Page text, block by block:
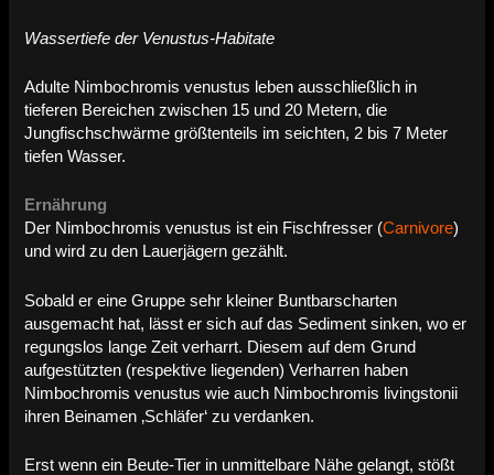
Wassertiefe der Venustus-Habitate
Adulte Nimbochromis venustus leben ausschließlich in
tieferen Bereichen zwischen 15 und 20 Metern, die
Jungfischschwärme größtenteils im seichten, 2 bis 7 Meter
tiefen Wasser.
Ernährung
Der Nimbochromis venustus ist ein Fischfresser (Carnivore)
und wird zu den Lauerjägern gezählt.
Sobald er eine Gruppe sehr kleiner Buntbarscharten
ausgemacht hat, lässt er sich auf das Sediment sinken, wo er
regungslos lange Zeit verharrt. Diesem auf dem Grund
aufgestützten (respektive liegenden) Verharren haben
Nimbochromis venustus wie auch Nimbochromis livingstonii
ihren Beinamen ‚Schläfer‘ zu verdanken.
Erst wenn ein Beute-Tier in unmittelbare Nähe gelangt, stößt